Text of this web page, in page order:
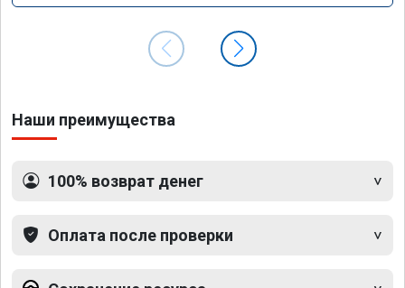
Наши преимущества
100% возврат денег
Оплата после проверки